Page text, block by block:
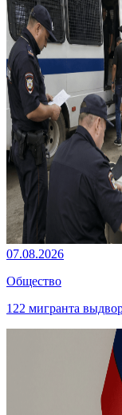
07.08.2026
Общество
122 мигранта